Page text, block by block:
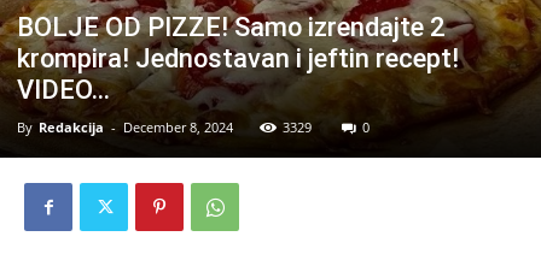
BOLJE OD PIZZE! Samo izrendajte 2
krompira! Jednostavan i jeftin recept!
VIDEO…
By Redakcija - December 8, 2024 3329 0